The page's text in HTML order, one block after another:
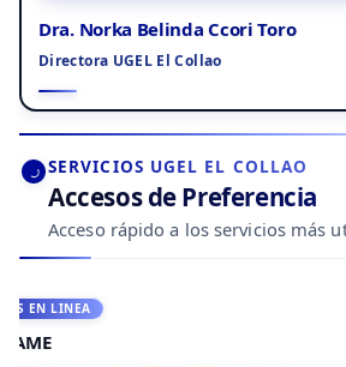
Dra. Norka Belinda Ccori Toro
Directora UGEL El Collao
SERVICIOS UGEL EL COLLAO
Accesos de Preferencia
Acceso rápido a los servicios más
ACCEDE A AULA VIRTUAL